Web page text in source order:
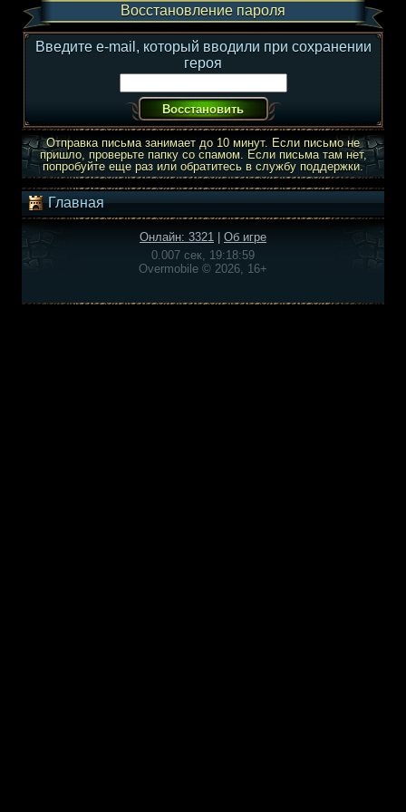
Восстановление пароля
Введите e-mail, который вводили при сохранении
героя
Отправка письма занимает до 10 минут. Если письмо не
пришло, проверьте папку со спамом. Если письма там нет,
попробуйте еще раз или обратитесь в службу поддержки.
Главная
Онлайн: 3321
Об игре
0.007 сек, 19:18:59
Overmobile © 2026, 16+